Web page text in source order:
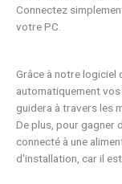
Connectez
votre PC.
Grâce à notre
automatiquement
guidera à travers les
De plus, pour gagner
connecté à une
d'installation, car il